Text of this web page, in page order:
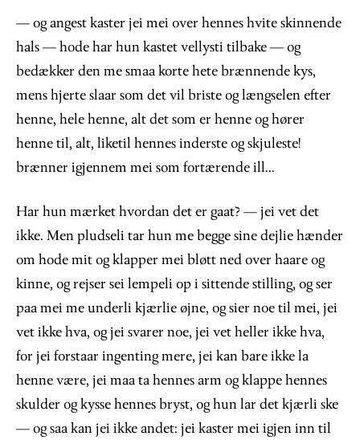
— og angest kaster jei mei over hennes hvite skinnende
hals — hode har hun kastet vellysti tilbake — og
bedækker den me smaa korte hete brænnende kys,
mens hjerte slaar som det vil briste og længselen efter
henne, hele henne, alt det som er henne og hører
henne til, alt, liketil hennes inderste og skjuleste!
brænner igjennem mei som fortærende ill...
Har hun mærket hvordan det er gaat? — jei vet det
ikke. Men pludseli tar hun me begge sine dejlie hænder
om hode mit og klapper mei bløtt ned over haare og
kinne, og rejser sei lempeli op i sittende stilling, og ser
paa mei me underli kjærlie øjne, og sier noe til mei, jei
vet ikke hva, og jei svarer noe, jei vet heller ikke hva,
for jei forstaar ingenting mere, jei kan bare ikke la
henne være, jei maa ta hennes arm og klappe hennes
skulder og kysse hennes bryst, og hun lar det kjærli ske
— og saa kan jei ikke andet: jei kaster mei igjen inn til